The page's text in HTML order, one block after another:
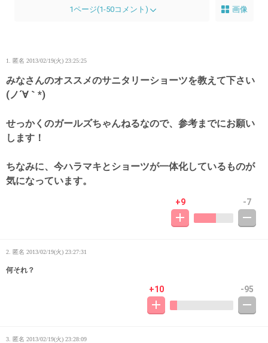
1ページ(1-50コメント) 画像
1. 匿名 2013/02/19(火) 23:25:25
みなさんのオススメのサニタリーショーツを教えて下さい
(ノ´∀｀*)
せっかくのガールズちゃんねるなので、参考までにお願い
します！
ちなみに、今ハラマキとショーツが一体化しているものが
気になっています。
+9 -7
2. 匿名 2013/02/19(火) 23:27:31
何それ？
+10 -95
3. 匿名 2013/02/19(火) 23:28:09